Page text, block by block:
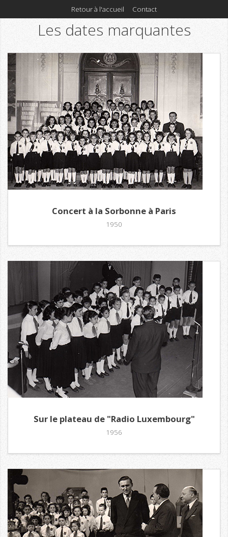
Retour à l'accueil Contact
Les dates marquantes
Concert à la Sorbonne à Paris
1950
Sur le plateau de "Radio Luxembourg"
1956